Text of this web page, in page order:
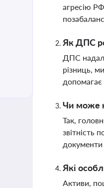
агресію
Як ДПС
ДПС
різниць,
допомагає
Чи може
Так,
звітність
Які
Активи,